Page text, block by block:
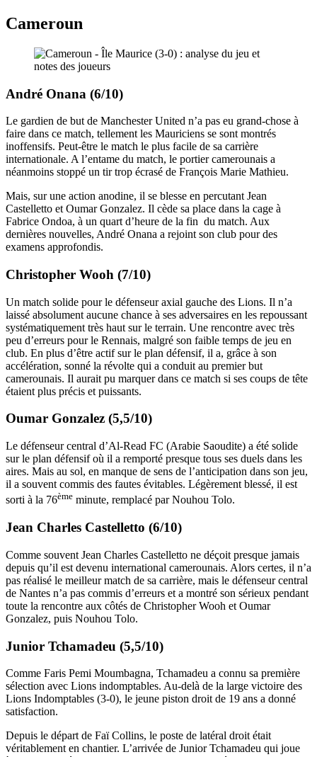
Cameroun
André Onana (6/10)
Le gardien de but de Manchester United n’a pas eu grand-chose à
faire dans ce match, tellement les Mauriciens se sont montrés
inoffensifs. Peut-être le match le plus facile de sa carrière
internationale. A l’entame du match, le portier camerounais a
néanmoins stoppé un tir trop écrasé de François Marie Mathieu.
Mais, sur une action anodine, il se blesse en percutant Jean
Castelletto et Oumar Gonzalez. Il cède sa place dans la cage à
Fabrice Ondoa, à un quart d’heure de la fin du match. Aux
dernières nouvelles, André Onana a rejoint son club pour des
examens approfondis.
Christopher Wooh (7/10)
Un match solide pour le défenseur axial gauche des Lions. Il n’a
laissé absolument aucune chance à ses adversaires en les repoussant
systématiquement très haut sur le terrain. Une rencontre avec très
peu d’erreurs pour le Rennais, malgré son faible temps de jeu en
club. En plus d’être actif sur le plan défensif, il a, grâce à son
accélération, sonné la révolte qui a conduit au premier but
camerounais. Il aurait pu marquer dans ce match si ses coups de tête
étaient plus précis et puissants.
Oumar Gonzalez (5,5/10)
Le défenseur central d’Al-Read FC (Arabie Saoudite) a été solide
sur le plan défensif où il a remporté presque tous ses duels dans les
aires. Mais au sol, en manque de sens de l’anticipation dans son jeu,
il a souvent commis des fautes évitables. Légèrement blessé, il est
sorti à la 76ème minute, remplacé par Nouhou Tolo.
Jean Charles Castelletto (6/10)
Comme souvent Jean Charles Castelletto ne déçoit presque jamais
depuis qu’il est devenu international camerounais. Alors certes, il n’a
pas réalisé le meilleur match de sa carrière, mais le défenseur central
de Nantes n’a pas commis d’erreurs et a montré son sérieux pendant
toute la rencontre aux côtés de Christopher Wooh et Oumar
Gonzalez, puis Nouhou Tolo.
Junior Tchamadeu (5,5/10)
Comme Faris Pemi Moumbagna, Tchamadeu a connu sa première
sélection avec Lions indomptables. Au-delà de la large victoire des
Lions Indomptables (3-0), le jeune piston droit de 19 ans a donné
satisfaction.
Depuis le départ de Faï Collins, le poste de latéral droit était
véritablement en chantier. L’arrivée de Junior Tchamadeu qui joue